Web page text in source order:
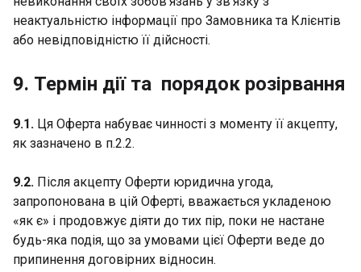
неактуальністю інформації про Замовника та Клієнтів
або невідповідністю її дійсності.
9. Термін дії та порядок розірвання
9.1. Ця Оферта набуває чинності з моменту її акцепту,
як зазначено в п.2.2.
9.2. Після акцепту Оферти юридична угода,
запропонована в цій Оферті, вважається укладеною
«як є» і продовжує діяти до тих пір, поки не настане
будь-яка подія, що за умовами цієї Оферти веде до
припинення договірних відносин.